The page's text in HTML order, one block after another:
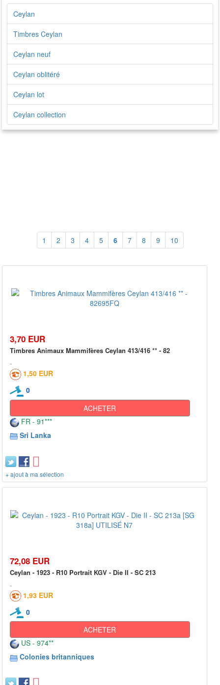
Ceylan
Timbres Ceylan
Ceylan neuf
Ceylan oblitéré
Ceylan lot
Ceylan collection
1 2 3 4 5 6 7 8 9 10
3,70 EUR
Timbres Animaux Mammifères Ceylan 413/416 ** - 82
1,50 EUR
0
ACHETER
FR - 91***
Sri Lanka
+ ajout à ma sélection
72,08 EUR
Ceylan - 1923 - R10 Portrait KGV - Die II - SC 213
1,93 EUR
0
ACHETER
US - 974**
Colonies britanniques